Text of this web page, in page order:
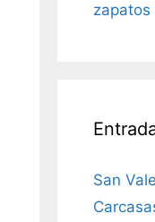
zapatos
San